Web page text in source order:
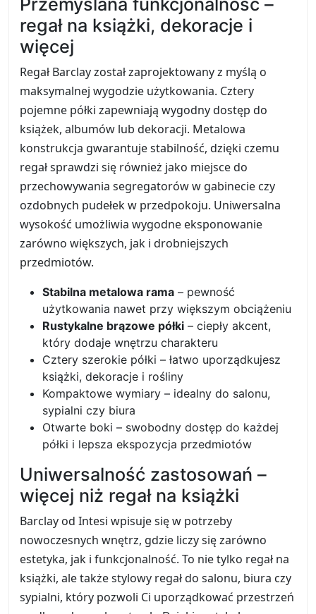
Przemyślana funkcjonalność –
regał na książki, dekoracje i
więcej
Regał Barclay został zaprojektowany z myślą o
maksymalnej wygodzie użytkowania. Cztery
pojemne półki zapewniają wygodny dostęp do
książek, albumów lub dekoracji. Metalowa
konstrukcja gwarantuje stabilność, dzięki czemu
regał sprawdzi się również jako miejsce do
przechowywania segregatorów w gabinecie czy
ozdobnych pudełek w przedpokoju. Uniwersalna
wysokość umożliwia wygodne eksponowanie
zarówno większych, jak i drobniejszych
przedmiotów.
Stabilna metalowa rama – pewność
użytkowania nawet przy większym obciążeniu
Rustykalne brązowe półki – ciepły akcent,
który dodaje wnętrzu charakteru
Cztery szerokie półki – łatwo uporządkujesz
książki, dekoracje i rośliny
Kompaktowe wymiary – idealny do salonu,
sypialni czy biura
Otwarte boki – swobodny dostęp do każdej
półki i lepsza ekspozycja przedmiotów
Uniwersalność zastosowań –
więcej niż regał na książki
Barclay od Intesi wpisuje się w potrzeby
nowoczesnych wnętrz, gdzie liczy się zarówno
estetyka, jak i funkcjonalność. To nie tylko regał na
książki, ale także stylowy regał do salonu, biura czy
sypialni, który pozwoli Ci uporządkować przestrzeń